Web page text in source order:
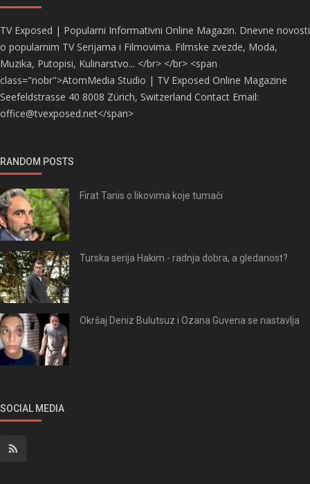
TV Exposed | Popularni Informativni Online Magazin. Dnevne novosti
o popularnim TV Serijama i Filmovima. Filmske zvezde, Moda,
Muzika, Putopisi, Kulinarstvo... </br> </br> <span
class="nobr">AtomMedia Studio | TV Exposed Online Magazine
Seefeldstrasse 40 8008 Zürich, Switzerland Contact Email:
office@tvexposed.net</span>
RANDOM POSTS
Firat Tanis o likovima koje tumači
Turska serija Hakim - radnja dobra, a gledanost?
Okršaj Deniz Bulutsuz i Ozana Guvena se nastavlja
SOCIAL MEDIA